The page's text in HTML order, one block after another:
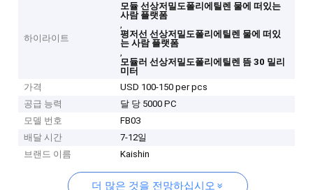
하이라이트
모듈 선상저밀도폴리에틸렌 물에 떠있는
사람 플랫폼
,
평저선 선상저밀도폴리에틸렌 물에 떠있
는 사람 플랫폼
,
모듈러 선상저밀도폴리에틸렌 뜸 30 밀리
미터
가격
USD 100-150 per pcs
공급 능력
달 당 5000 PC
모델 번호
FB03
배달 시간
7-12일
브랜드 이름
Kaishin
더 많은 것을 전망하십시오